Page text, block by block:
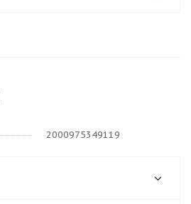
2000975349119